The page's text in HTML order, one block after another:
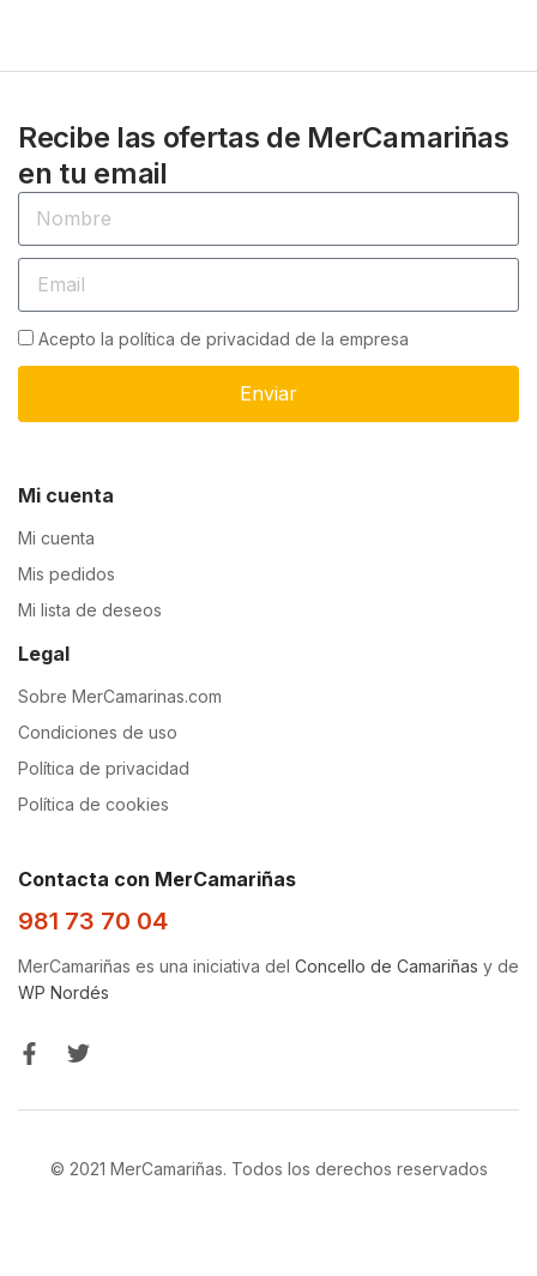
Recibe las ofertas de MerCamariñas
en tu email
Acepto la política de privacidad de la empresa
Enviar
Mi cuenta
Mi cuenta
Mis pedidos
Mi lista de deseos
Legal
Sobre MerCamarinas.com
Condiciones de uso
Política de privacidad
Política de cookies
Contacta con MerCamariñas
981 73 70 04
MerCamariñas es una iniciativa del Concello de Camariñas y de
WP Nordés
© 2021 MerCamariñas. Todos los derechos reservados